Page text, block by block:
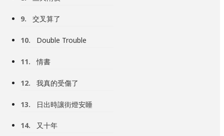
9. 交叉算了
10. Double Trouble
11. 情書
12. 我真的受傷了
13. 日出時讓街燈安睡
14. 又十年